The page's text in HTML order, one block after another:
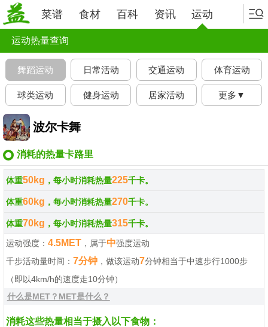
菜谱 食材 百科 资讯 运动
运动热量查询
舞蹈运动 日常活动 交通运动 体育运动
球类运动 健身运动 居家活动 更多▼
波尔卡舞
消耗的热量卡路里
体重50kg ，每小时消耗热量225千卡。
体重60kg ，每小时消耗热量270千卡。
体重70kg ，每小时消耗热量315千卡。
运动强度：4.5MET ，属于中强度运动
千步活动量时间：7分钟 ，做该运动7分钟相当于中速步行1000步
（即以4km/h的速度走10分钟）
什么是MET？MET是什么？
消耗这些热量相当于摄入以下食物：